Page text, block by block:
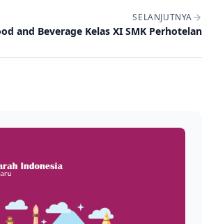
SELANJUTNYA
and Beverage Kelas XI SMK Perhotelan